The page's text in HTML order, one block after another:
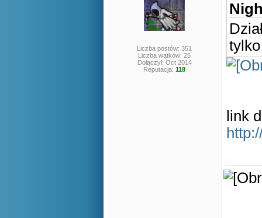
Liczba postów: 351
Liczba wątków: 25
Dołączył: Oct 2014
Reputacja: 118
link